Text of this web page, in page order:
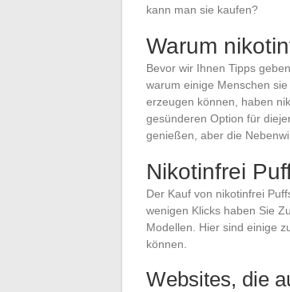
kann man sie kaufen?
Warum
Bevor wir Ihnen Tipps
warum einige Menschen
erzeugen können, haben
gesünderen Option für
genießen, aber die
Nikotinfrei
Der Kauf von nikotinfrei
wenigen Klicks haben Sie
Modellen. Hier sind einige
können.
Websites, die